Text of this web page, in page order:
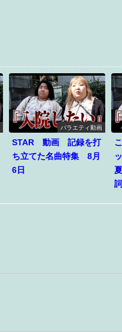
バラエティ動画
STAR 動画 記録を打
ち立てた名曲特集 8月
6日